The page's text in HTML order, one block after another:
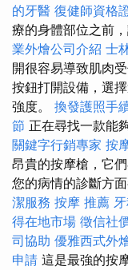
的牙醫 復健師資格
療的身體部位之前
業外燴公司介紹 士
開很容易導致肌肉
按鈕打開設備，選
強度。 換發護照手
節 正在尋找一款能
關鍵字行銷專家 按
昂貴的按摩槍，它
您的病情的診斷方
潔服務 按摩 推薦
得在地市場 徵信社
司協助 優雅西式外
申請 這是最強的按